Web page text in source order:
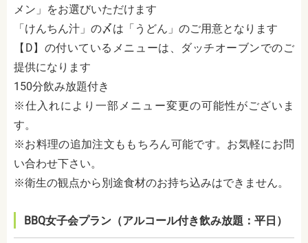
メン」をお選びいただけます
「けんちん汁」の〆は「うどん」のご用意となります
【D】の付いているメニューは、ダッチオーブンでのご
提供になります
150分飲み放題付き
※仕入れにより一部メニュー変更の可能性がございま
す。
※お料理の追加注文ももちろん可能です。お気軽にお問
い合わせ下さい。
※衛生の観点から別途食材のお持ち込みはできません。
BBQ女子会プラン（アルコール付き飲み放題：平日）